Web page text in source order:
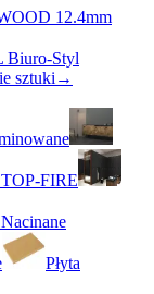
12.4mm
Biuro-Styl
sztuki →
FIRE
Płyta